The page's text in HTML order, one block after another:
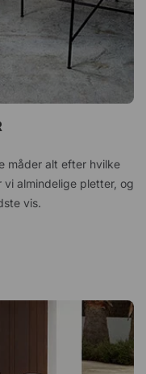
måder alt efter hvilke
almindelige pletter, og
vis.